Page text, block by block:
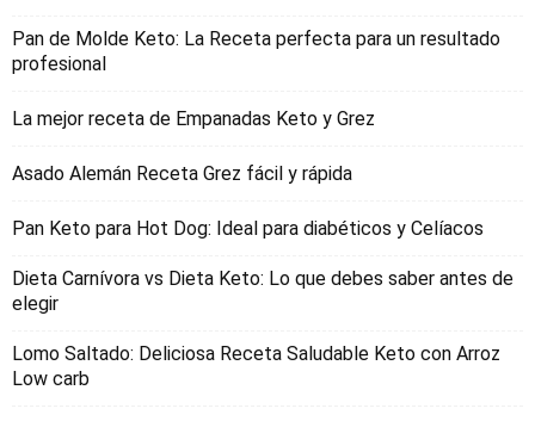
Pan de Molde Keto: La Receta perfecta para un resultado
profesional
La mejor receta de Empanadas Keto y Grez
Asado Alemán Receta Grez fácil y rápida
Pan Keto para Hot Dog: Ideal para diabéticos y Celíacos
Dieta Carnívora vs Dieta Keto: Lo que debes saber antes de
elegir
Lomo Saltado: Deliciosa Receta Saludable Keto con Arroz
Low carb